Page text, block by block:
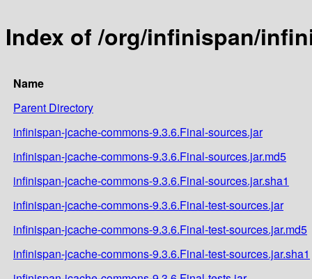
Index of /org/infinispan/
Name
Parent Directory
infinispan-jcache-commons-9.3.6.Final-sources.jar
infinispan-jcache-commons-9.3.6.Final-sources.jar.md5
infinispan-jcache-commons-9.3.6.Final-sources.jar.sha1
infinispan-jcache-commons-9.3.6.Final-test-sources.jar
infinispan-jcache-commons-9.3.6.Final-test-sources.jar.md5
infinispan-jcache-commons-9.3.6.Final-test-sources.jar.sha1